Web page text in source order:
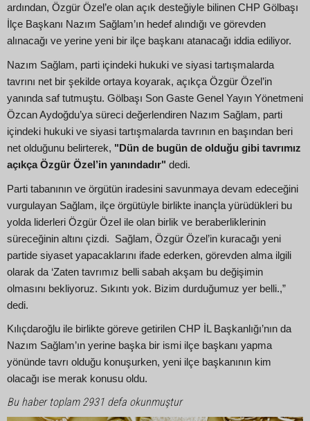
ardından, Özgür Özel’e olan açık desteğiyle bilinen CHP Gölbaşı
İlçe Başkanı Nazım Sağlam’ın hedef alındığı ve görevden
alınacağı ve yerine yeni bir ilçe başkanı atanacağı iddia ediliyor.
Nazım Sağlam, parti içindeki hukuki ve siyasi tartışmalarda
tavrını net bir şekilde ortaya koyarak, açıkça Özgür Özel’in
yanında saf tutmuştu. Gölbaşı Son Gaste Genel Yayın Yönetmeni
Özcan Aydoğdu’ya süreci değerlendiren Nazım Sağlam, parti
içindeki hukuki ve siyasi tartışmalarda tavrının en başından beri
net olduğunu belirterek, "Dün de bugün de olduğu gibi tavrımız
açıkça Özgür Özel’in yanındadır" dedi.
Parti tabanının ve örgütün iradesini savunmaya devam edeceğini
vurgulayan Sağlam, ilçe örgütüyle birlikte inançla yürüdükleri bu
yolda liderleri Özgür Özel ile olan birlik ve beraberliklerinin
süreceğinin altını çizdi. Sağlam, Özgür Özel’in kuracağı yeni
partide siyaset yapacaklarını ifade ederken, görevden alma ilgili
olarak da ‘Zaten tavrımız belli sabah akşam bu değişimin
olmasını bekliyoruz. Sıkıntı yok. Bizim durduğumuz yer belli.,”
dedi.
Kılıçdaroğlu ile birlikte göreve getirilen CHP İL Başkanlığı’nın da
Nazım Sağlam’ın yerine başka bir ismi ilçe başkanı yapma
yönünde tavrı olduğu konuşurken, yeni ilçe başkanının kim
olacağı ise merak konusu oldu.
Bu haber toplam 2931 defa okunmuştur